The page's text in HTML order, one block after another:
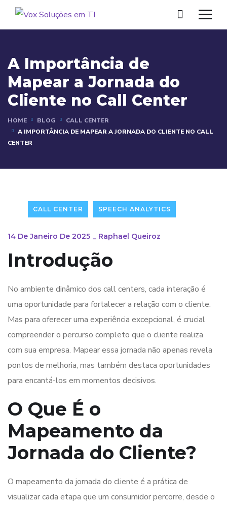
A Importância de
Mapear a Jornada do
Cliente no Call Center
HOME BLOG
CALL CENTER
A IMPORTÂNCIA DE MAPEAR A JORNADA DO CLIENTE NO CALL
CENTER
CALL CENTER SPEECH ANALYTICS
14 De Janeiro De 2025 _ Raphael Queiroz
Introdução
No ambiente dinâmico dos call centers, cada interação é
uma oportunidade para fortalecer a relação com o cliente.
Mas para oferecer uma experiência excepcional, é crucial
compreender o percurso completo que o cliente realiza
com sua empresa. Mapear essa jornada não apenas revela
pontos de melhoria, mas também destaca oportunidades
para encantá-los em momentos decisivos.
O Que É o
Mapeamento da
Jornada do Cliente?
O mapeamento da jornada do cliente é a prática de
visualizar cada etapa que um consumidor percorre, desde o